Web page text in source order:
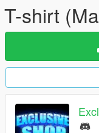
T-shirt